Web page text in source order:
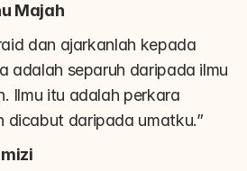
Majah
dan ajarkanlah kepada
adalah separuh daripada ilmu
Ilmu itu adalah perkara
dicabut daripada umatku.”